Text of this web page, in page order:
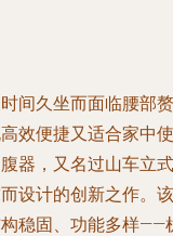
间久坐而面临腰部赘
效便捷又适合家中使
器，又名过山车立式
设计的创新之作。该
稳固、功能多样——